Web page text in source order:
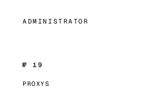
ADMINISTRATOR
№ 19
PROXYS